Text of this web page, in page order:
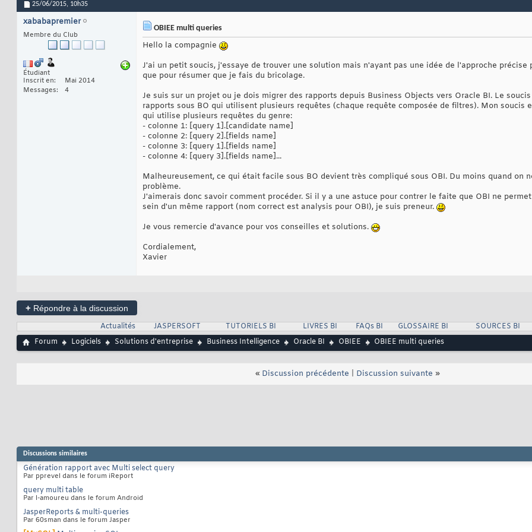
25/06/2015, 10h35
xababapremier
Membre du Club
Étudiant
Inscrit en
Mai 2014
Messages
4
OBIEE multi queries
Hello la compagnie
J'ai un petit soucis, j'essaye de trouver une solution mais n'ayant pas une idée de l'approche précise
que pour résumer que je fais du bricolage.
Je suis sur un projet ou je dois migrer des rapports depuis Business Objects vers Oracle BI. Le
rapports sous BO qui utilisent plusieurs requêtes (chaque requête composée de filtres). Mon soucis
qui utilise plusieurs requêtes du genre:
- colonne 1: [query 1].[candidate name]
- colonne 2: [query 2].[fields name]
- colonne 3: [query 1].[fields name]
- colonne 4: [query 3].[fields name]...
Malheureusement, ce qui était facile sous BO devient très compliqué sous OBI. Du moins quand on
problème.
J'aimerais donc savoir comment procéder. Si il y a une astuce pour contrer le faite que OBI ne
sein d'un même rapport (nom correct est analysis pour OBI), je suis preneur.
Je vous remercie d'avance pour vos conseilles et solutions.
Cordialement,
Xavier
+ Répondre à la discussion
Actualités
JASPERSOFT TUTORIELS BI LIVRES BI FAQs BI GLOSSAIRE BI
SOURCES BI
Forum
Logiciels Solutions d'entreprise Business Intelligence Oracle BI OBIEE OBIEE multi queries
« Discussion précédente Discussion suivante »
Discussions similaires
Génération rapport avec Multi select query
Par pprevel dans le forum iReport
query multi table
Par l-amoureu dans le forum Android
JasperReports & multi-queries
Par 60sman dans le forum Jasper